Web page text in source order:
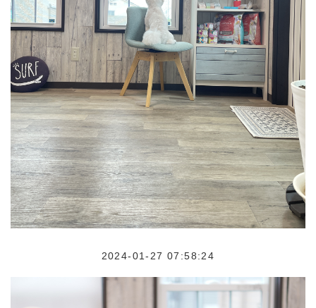
2024-01-27 07:58:24